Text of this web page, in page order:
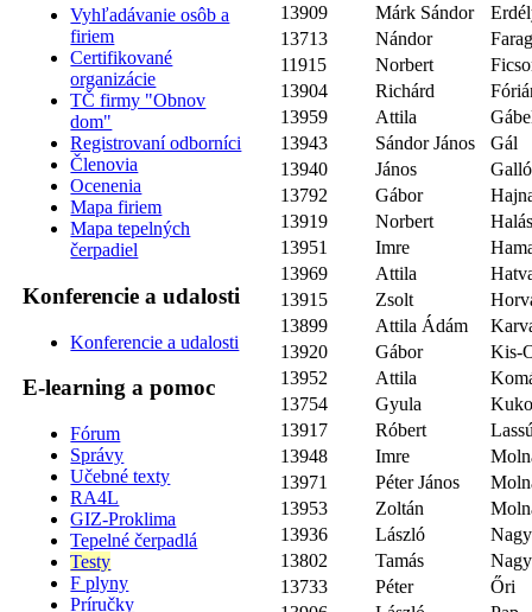
Vyhľadávanie osôb a
firiem
Certifikované
organizácie
TČ firmy "Obnov
dom"
Registrovaní odborníci
Členovia
Ocenenia
Mapa firiem
Mapa tepelných
čerpadiel
Konferencie a udalosti
Konferencie a udalosti
E-learning a pomoc
Fórum
Správy
Učebné texty
RA4L
GIZ-Proklima
Tepelné čerpadlá
Testy
F plyny
Príručky
13909
Márk Sándor
13713
Nándor
11915
Norbert
13904
Richárd
13959
Attila
13943
Sándor János
Gál
13940
János
Galló
13792
Gábor
13919
Norbert
13951
Imre
13969
Attila
13915
Zsolt
13899
Attila Ádám
13920
Gábor
Kis-
13952
Attila
13754
Gyula
13917
Róbert
13948
Imre
13971
Péter János
13953
Zoltán
13936
László
Nagy
13802
Tamás
Nagy
13733
Péter
Őri